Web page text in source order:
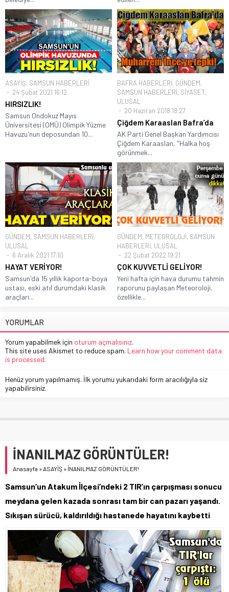
ASAYİŞ, SAMSUN HABERLERİ
24 Şubat 2021 16:12
HIRSIZLIK!
Samsun Ondokuz Mayıs
Üniversitesi (OMÜ) Olimpik Yüzme
Havuzu'nun deposundan 10...
BAFRA HABERLERİ, GÜNDEM,
SAMSUN HABERLERİ, SİYASET,
ULUSAL
20 Haziran 2018 18:27
Çiğdem Karaaslan Bafra’da
AK Parti Genel Başkan Yardımcısı
Çiğdem Karaaslan, "Halka hoş
görünmek...
GÜNDEM, SAMSUN HABERLERİ,
ULUSAL
6 Aralık 2021 17:10
HAYAT VERİYOR!
Samsun'da 15 yıllık kaporta-boya
ustası, eski atıl durumdaki klasik
araçları...
GÜNDEM, METEOROLOJİ, SAMSUN
HABERLERİ, ULUSAL
22 Şubat 2022 19:21
ÇOK KUVVETLİ GELİYOR!
Yeni hafta için hava durumu tahmin
raporunu paylaşan Meteoroloji,
özellikle...
YORUMLAR
Yorum yapabilmek için oturum açmalısınız.
This site uses Akismet to reduce spam. Learn how your comment data
is processed.
Henüz yorum yapılmamış. İlk yorumu yukarıdaki form aracılığıyla siz
yapabilirsiniz.
İNANILMAZ GÖRÜNTÜLER!
Anasayfa » ASAYİŞ » İNANILMAZ GÖRÜNTÜLER!
Samsun’un Atakum İlçesi’ndeki 2 TIR’ın çarpışması sonucu
meydana gelen kazada sonrası tam bir can pazarı yaşandı.
Sıkışan sürücü, kaldırıldığı hastanede hayatını kaybetti